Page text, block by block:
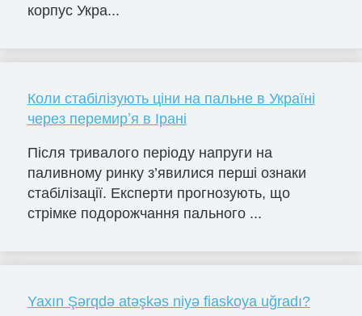
корпус Укра...
Коли стабілізують ціни на пальне в Україні
через перемирʼя в Ірані
Після тривалого періоду напруги на
паливному ринку з’явилися перші ознаки
стабілізації. Експерти прогнозують, що
стрімке подорожчання пального ...
Yaxın Şərqdə atəşkəs niyə fiaskoya uğradı?